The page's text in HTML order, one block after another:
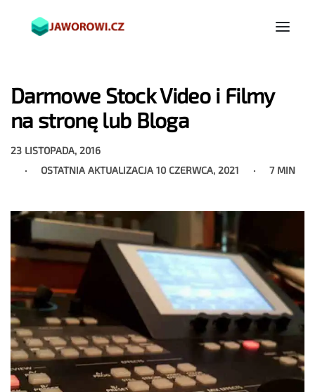
Darmowe Stock Video i Filmy
na stronę lub Bloga
23 LISTOPADA, 2016
OSTATNIA AKTUALIZACJA10 CZERWCA, 2021 7 MIN